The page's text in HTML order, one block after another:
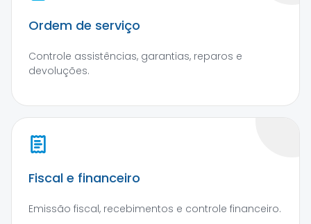
Ordem de serviço
Controle assistências, garantias, reparos e
devoluções.
Fiscal e financeiro
Emissão fiscal, recebimentos e controle financeiro.